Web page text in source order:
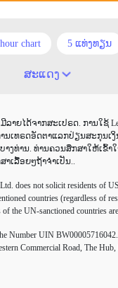
chart 5 ແທ່ງທຽນ
Alexander Elder
CHF COVID-19
Charles Dow
Matrix D1
Doji EA
EMA EUR
ສະແດງ
ລາຍໄດ້ຈາກສະເປຣດ. ການໃຊ້
ນເທຣດອັດຕາແລກປ່ຽນສະກຸນເງິ
ງທ່ານ. ທ່ານຄວນສຶກສາໃຫ້ເຂົ້າໃ
ເລື້ອຍໆຖ້າຈຳເປັນ..
does not solicit residents of
countries (regardless of
the UN-sanctioned countries
Number UIN
Commercial Road, The Hub,